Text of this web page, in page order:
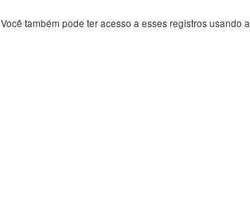
Você também pode ter acesso a esses registros usando a